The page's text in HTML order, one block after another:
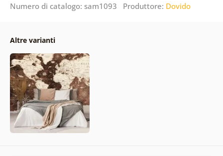
Numero di catalogo: sam1093 Produttore: Dovido
Altre varianti